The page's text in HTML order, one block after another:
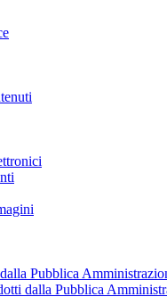
Pubblica
dalla Pubblica